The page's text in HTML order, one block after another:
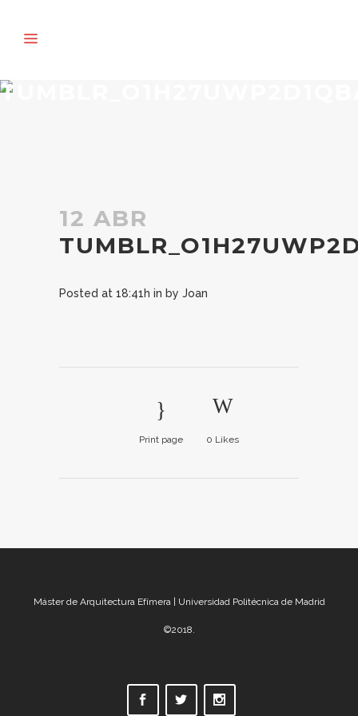
12 ABR
Posted at 18:41h in by Joan
Print page 0 Likes
Máster de Arquitectura Efímera | Universidad Politécnica de Madrid
©2018.